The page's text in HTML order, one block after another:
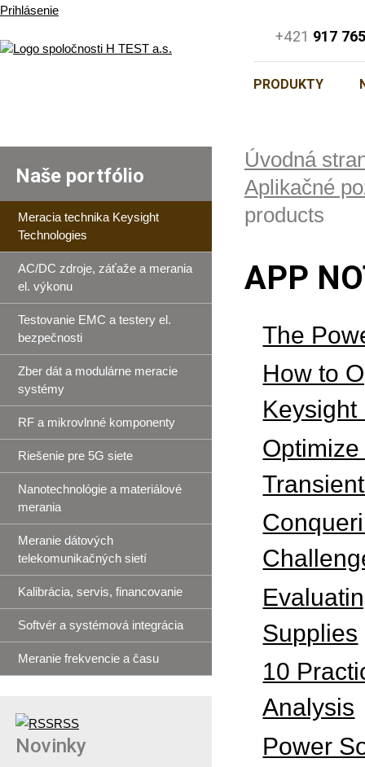
+421 917
PRODUKTY
Prihlásenie
Úvodná
Aplikačné
products
APP
The
How to
Supplies
10
Analysis
Power
Naše portfólio
Meracia technika Keysight
Technologies
AC/DC zdroje, záťaže a merania
el. výkonu
Testovanie EMC a testery el.
bezpečnosti
Zber dát a modulárne meracie
systémy
RF a mikrovlnné komponenty
Riešenie pre 5G siete
Nanotechnológie a materiálové
merania
Meranie dátových
telekomunikačných sietí
Kalibrácia, servis, financovanie
Softvér a systémová integrácia
Meranie frekvencie a času
RSS
Novinky